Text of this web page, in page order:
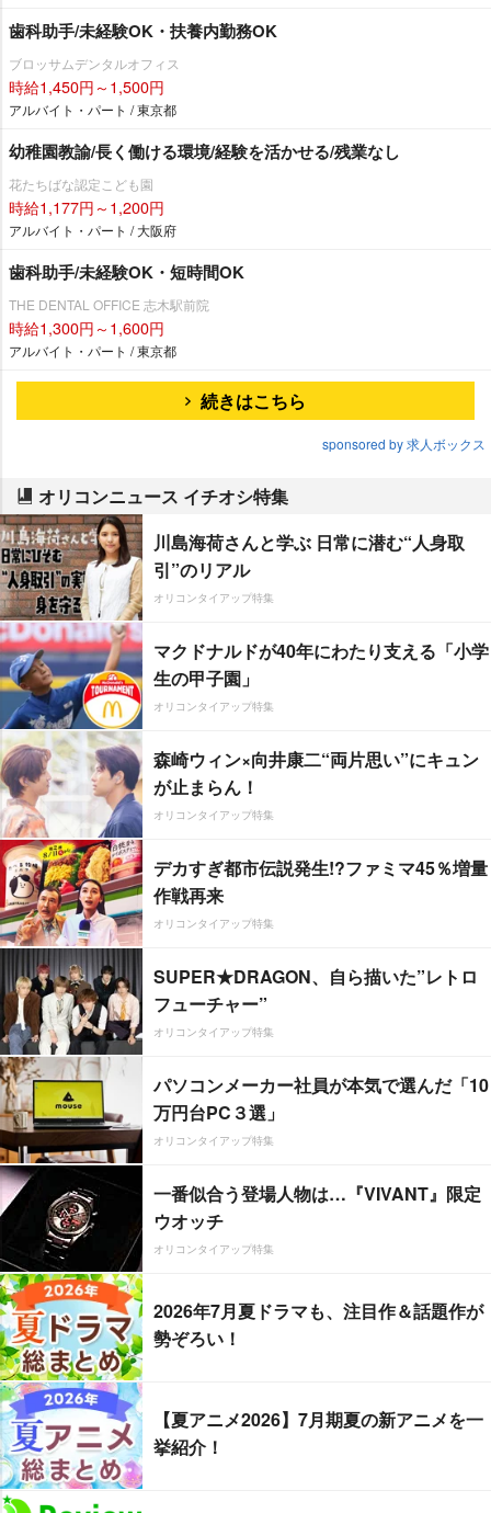
歯科助手/未経験OK・扶養内勤務OK
ブロッサムデンタルオフィス
時給1,450円～1,500円
アルバイト・パート / 東京都
幼稚園教諭/長く働ける環境/経験を活かせる/残業なし
花たちばな認定こども園
時給1,177円～1,200円
アルバイト・パート / 大阪府
歯科助手/未経験OK・短時間OK
THE DENTAL OFFICE 志木駅前院
時給1,300円～1,600円
アルバイト・パート / 東京都
続きはこちら
sponsored by 求人ボックス
オリコンニュース イチオシ特集
川島海荷さんと学ぶ 日常に潜む“人身取
引”のリアル
オリコンタイアップ特集
マクドナルドが40年にわたり支える「小学
生の甲子園」
オリコンタイアップ特集
森崎ウィン×向井康二“両片思い”にキュン
が止まらん！
オリコンタイアップ特集
デカすぎ都市伝説発生!?ファミマ45％増量
作戦再来
オリコンタイアップ特集
SUPER★DRAGON、自ら描いた”レトロ
フューチャー”
オリコンタイアップ特集
パソコンメーカー社員が本気で選んだ「10
万円台PC３選」
オリコンタイアップ特集
一番似合う登場人物は…『VIVANT』限定
ウオッチ
オリコンタイアップ特集
2026年7月夏ドラマも、注目作＆話題作が
勢ぞろい！
【夏アニメ2026】7月期夏の新アニメを一
挙紹介！